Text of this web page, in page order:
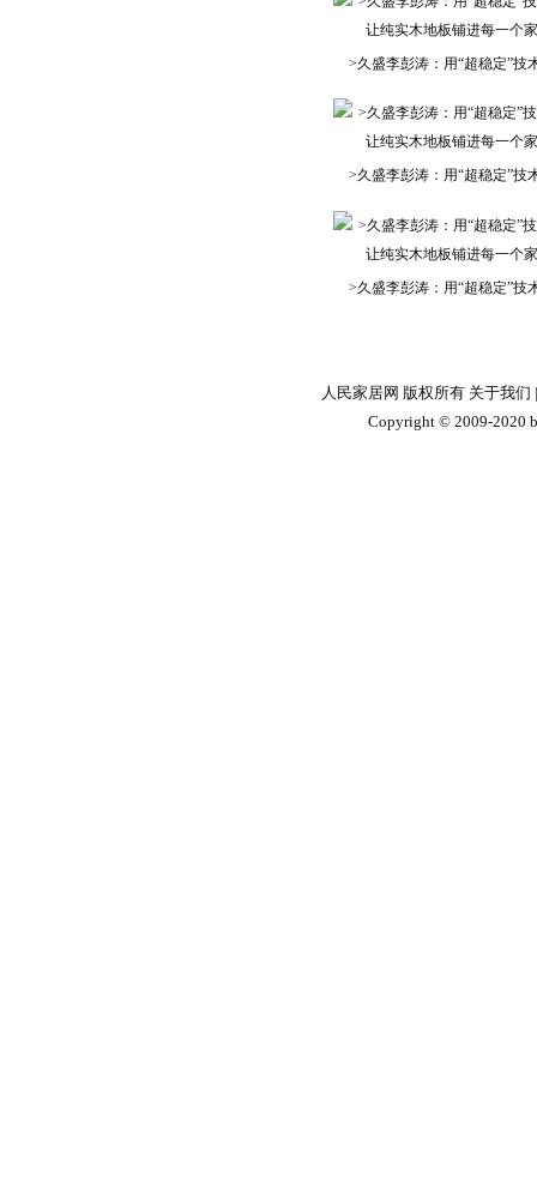
>久盛李彭涛：用“超稳定”技
>久盛李彭涛：用“超稳定”技
>久盛李彭涛：用“超稳定”技
人民家居网 版权所有 关于我们 |
Copyright © 2009-2020